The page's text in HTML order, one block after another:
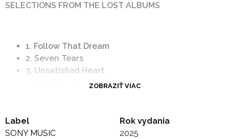
SELECTIONS FROM THE LOST ALBUMS
1. Follow That Dream
2. Seven Tears
3. Unsatisfied Heart
7. Faithless
8. God Sent You
ZOBRAZIŤ VIAC
Label
SONY MUSIC
Rok vydania
2025